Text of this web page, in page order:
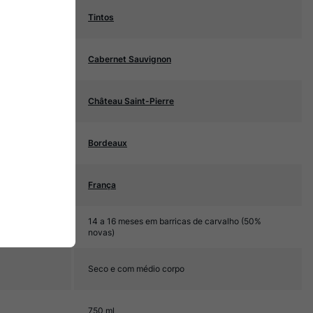
Tintos
Cabernet Sauvignon
Château Saint-Pierre
Bordeaux
França
14 a 16 meses em barricas de carvalho (50%
novas)
Seco e com médio corpo
750 ml